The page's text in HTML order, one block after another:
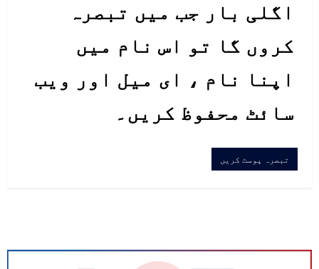
اگلی بار جب میں تبصرہ
کروں گا تو اس نام میں
اپنا نام ، ای میل اور ویب
سائٹ محفوظ کریں۔